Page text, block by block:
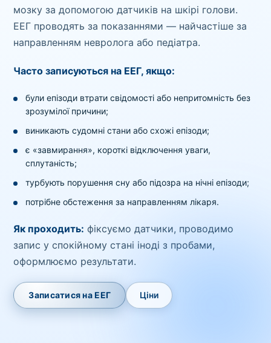
мозку за допомогою датчиків на шкірі голови.
ЕЕГ проводять за показаннями — найчастіше за
направленням невролога або педіатра.
Часто записуються на ЕЕГ, якщо:
були епізоди втрати свідомості або непритомність без
зрозумілої причини;
виникають судомні стани або схожі епізоди;
є «завмирання», короткі відключення уваги,
сплутаність;
турбують порушення сну або підозра на нічні епізоди;
потрібне обстеження за направленням лікаря.
Як проходить: фіксуємо датчики, проводимо
запис у спокійному стані іноді з пробами,
оформлюємо результати.
Записатися на ЕЕГ Ціни
Ваше ім'я*
Номер телефону
Вибрати клініку
Оформити замовлення
Якщо ви не знаєте, які аналізи вам необхідні,